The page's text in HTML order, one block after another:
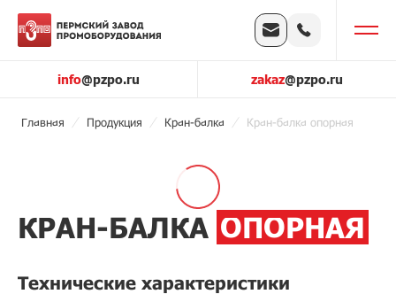
info@pzpo.ru zakaz@pzpo.ru
Главная Продукция Кран-балка Кран-балка опорная
КРАН-БАЛКА ОПОРНАЯ
Технические характеристики